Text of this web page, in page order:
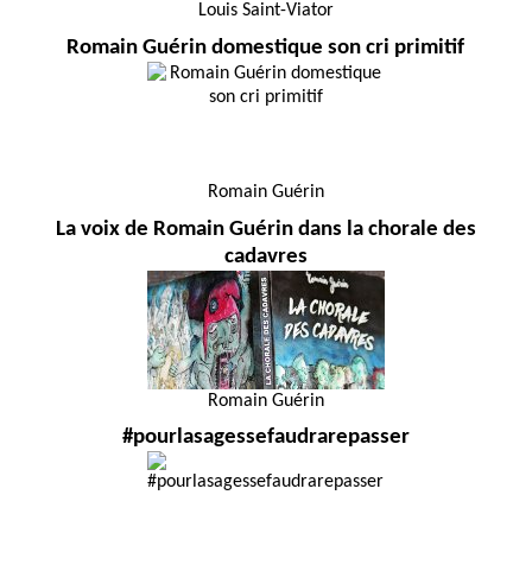
Louis Saint-Viator
Romain Guérin domestique son cri primitif
Romain Guérin
La voix de Romain Guérin dans la chorale des
cadavres
Romain Guérin
#pourlasagessefaudrarepasser